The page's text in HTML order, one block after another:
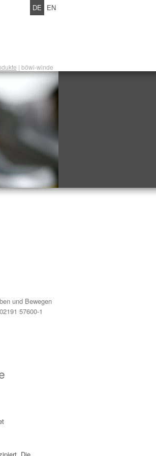
DE EN
| böwi-winde
und Bewegen
57600-1